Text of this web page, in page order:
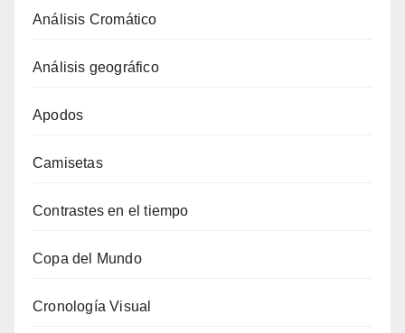
Análisis Cromático
Análisis geográfico
Apodos
Camisetas
Contrastes en el tiempo
Copa del Mundo
Cronología Visual